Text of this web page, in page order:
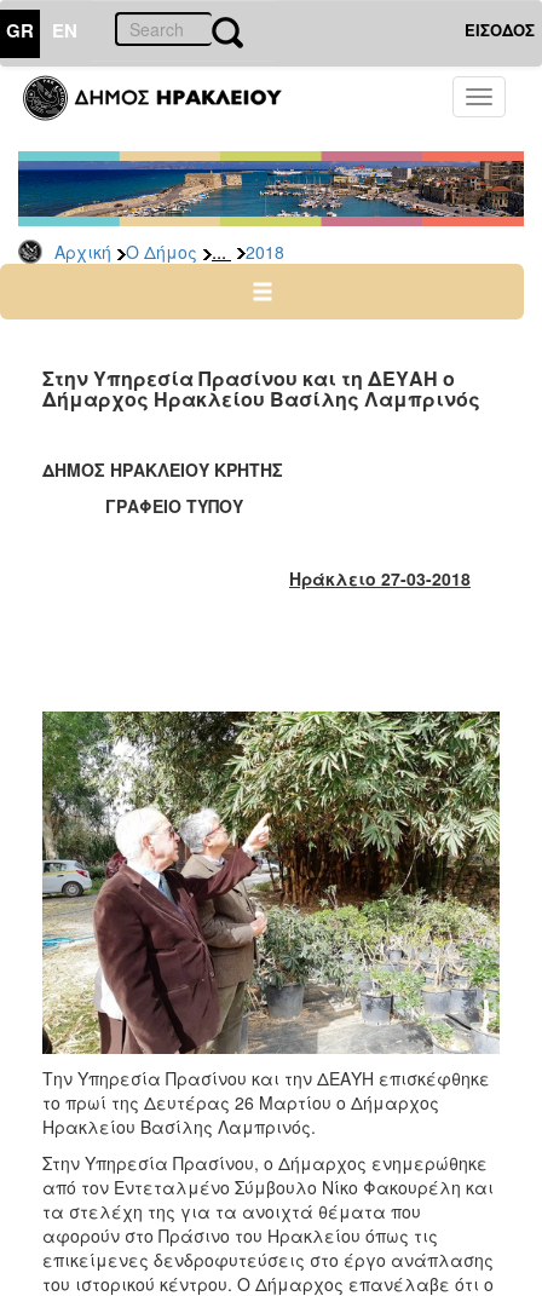
GR EN ΕΙΣΟΔΟΣ
Toggle
Αρχική Ο Δήμος ... 2018
ΔΗΜΟΣ
Δελτία
Τύπου
Αρχείο
2026
2024
2022
2020
2019
2012
2011
2010
2006
ΤΟΠΟΣ
ΠΟΛΙΤΙΣΜΟΣ
ΑΝΘΕΚΤΙΚΗ
ΠΟΛΗ
Στην Υπηρεσία Πρασίνου και τη ΔΕΥΑΗ ο
Δήμαρχος Ηρακλείου Βασίλης Λαμπρινός
ΔΗΜΟΣ ΗΡΑΚΛΕΙΟΥ ΚΡΗΤΗΣ
ΓΡΑΦΕΙΟ ΤΥΠΟΥ
Ηράκλειο 27-03-2018
Την Υπηρεσία Πρασίνου και την ΔΕΑΥΗ επισκέφθηκε
το πρωί της Δευτέρας 26 Μαρτίου ο Δήμαρχος
Ηρακλείου Βασίλης Λαμπρινός.
Στην Υπηρεσία Πρασίνου, o Δήμαρχος ενημερώθηκε
από τον Εντεταλμένο Σύμβουλο Νίκο Φακουρέλη και
τα στελέχη της για τα ανοιχτά θέματα που
αφορούν στο Πράσινο του Ηρακλείου όπως τις
επικείμενες δενδροφυτεύσεις στο έργο ανάπλασης
του ιστορικού κέντρου. Ο Δήμαρχος επανέλαβε ότι ο